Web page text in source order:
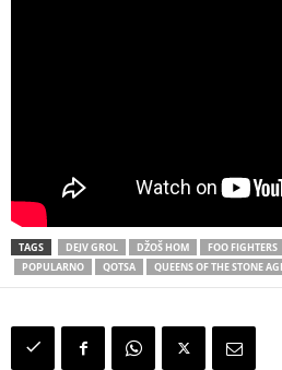
TAGS DEJV GROL DŽOŠ HOM FOO FIGHTERS
POPULARNO
QOTSA QUEENS OF THE STONE